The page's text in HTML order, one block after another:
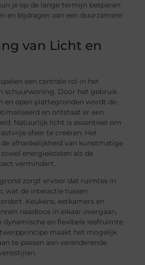
je op de lange termijn besparen
en bijdragen aan een duurzamere
van Licht en
een centrale rol in het
schuurwoning. Door het gebruik
en open plattegronden wordt de
en ontstaat er een
Natuurlijk licht is essentieel om
sfeer te creëren. Het
afhankelijkheid van kunstmatige
energiekosten als de
vermindert.
zorgt ervoor dat ruimtes in
wat de interactie tussen
Keukens, eetkamers en
naadloos in elkaar overgaan,
dynamische en flexibele leefruimte
maakt het mogelijk
te passen aan veranderende